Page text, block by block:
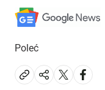
Poleć